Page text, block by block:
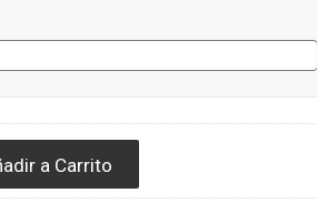
a Carrito